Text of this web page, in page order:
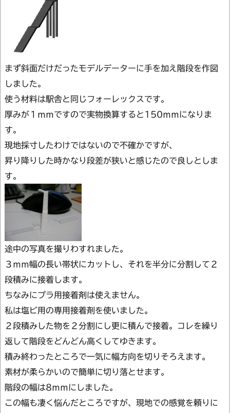
まず斜面だけだったモデルデーターに手を加え階段を作図
しました。
使う材料は駅舎と同じフォーレックスです。
厚みが１ｍｍですので実物換算すると150ｍｍになりま
す。
現地採寸したわけではないので不確かですが、
昇り降りした時かなり段差が狭いと感じたので良しとしま
す。
途中の写真を撮りわすれました。
３ｍｍ幅の長い帯状にカットし、それを半分に分割して２
段積みに接着します。
ちなみにプラ用接着剤は使えません。
私は塩ビ用の専用接着剤を使いました。
２段積みした物を２分割にし更に積んで接着。コレを繰り
返して階段をどんどん高くしてゆきます。
積み終わったところで一気に幅方向を切りそろえます。
素材が柔らかいので簡単に切り落とせます。
階段の幅は8ｍｍにしました。
この幅も凄く悩んだところですが、現地での感覚を頼りに